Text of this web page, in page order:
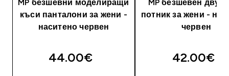
MP безшевни моделиращи
къси панталони за жени -
наситено червен
44.00€‎
MP безшевен
потник за жени -
червен
42.00€‎